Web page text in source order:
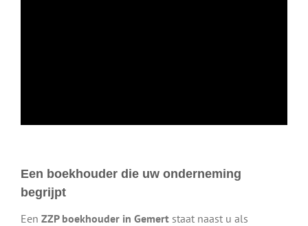
Een boekhouder die uw onderneming
begrijpt
Een ZZP boekhouder in Gemert staat naast u als